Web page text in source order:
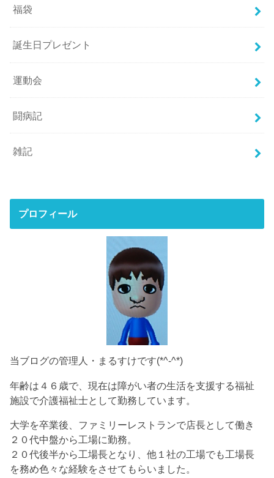
福袋
誕生日プレゼント
運動会
闘病記
雑記
プロフィール
当ブログの管理人・まるすけです(*^-^*)
年齢は４６歳で、現在は障がい者の生活を支援する福祉
施設で介護福祉士として勤務しています。
大学を卒業後、ファミリーレストランで店長として働き
２０代中盤から工場に勤務。
２０代後半から工場長となり、他１社の工場でも工場長
を務め色々な経験をさせてもらいました。